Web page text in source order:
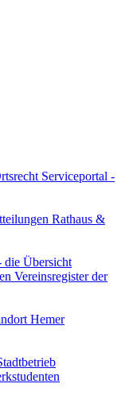
Serviceportal -
Rathaus &
die Übersicht
Vereinsregister der
Hemer